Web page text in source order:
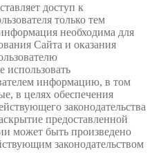
доступ к
только тем
необходима для
Сайта и оказания
использовать
информацию, в том
в целях обеспечения
законодательства
предоставленной
может быть произведено
законодательством